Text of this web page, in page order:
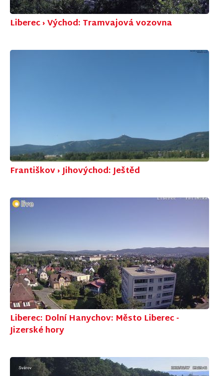
Liberec › Východ: Tramvajová vozovna
Františkov › Jihovýchod: Ještěd
Liberec: Dolní Hanychov: Město Liberec -
Jizerské hory